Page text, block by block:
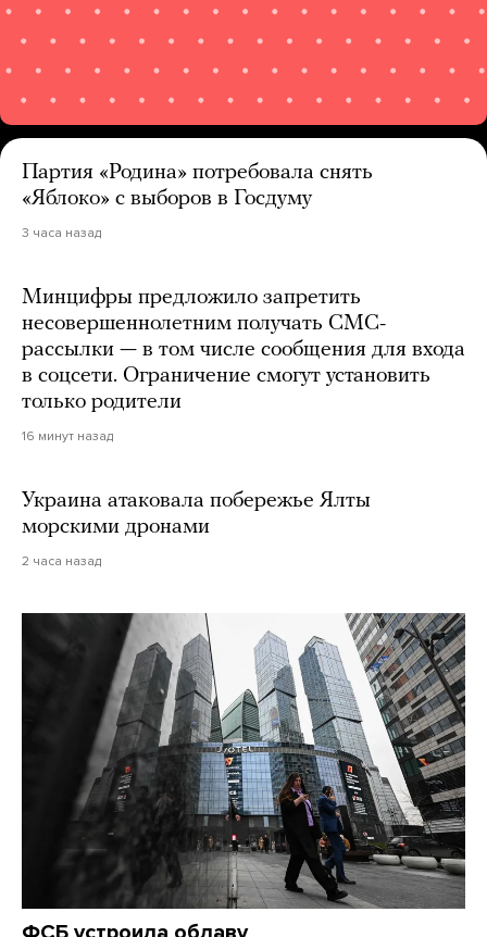
Партия «Родина» потребовала снять
«Яблоко» с выборов в Госдуму
3 часа назад
Минцифры предложило запретить
несовершеннолетним получать СМС-
рассылки — в том числе сообщения для входа
в соцсети. Ограничение смогут установить
только родители
16 минут назад
Украина атаковала побережье Ялты
морскими дронами
2 часа назад